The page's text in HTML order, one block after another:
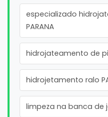
especializado
PARANA
hidrojateamento de
hidrojetamento ralo
limpeza na banca de